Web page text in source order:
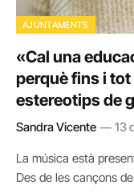
AJUNTAMENTS
«Cal una
perquè fins i
estereotips de
Sandra Vicente 13
La música està
Des de les cançons